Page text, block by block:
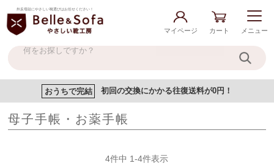
外反母趾にやさしい靴選びはお任せください！
マイページ カート メニュー
おうちで完結 初回の交換にかかる往復送料が0円！
母子手帳・お薬手帳
4件中 1-4件表示